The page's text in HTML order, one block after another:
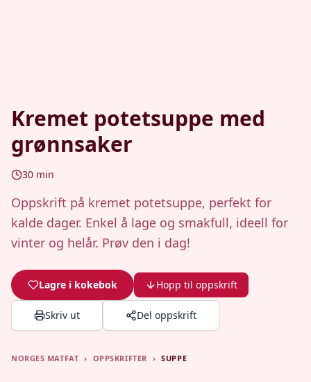
Kremet potetsuppe med
grønnsaker
30 min
Oppskrift på kremet potetsuppe, perfekt for
kalde dager. Enkel å lage og smakfull, ideell for
vinter og helår. Prøv den i dag!
Lagre i kokebok Hopp til oppskrift
Skriv ut Del oppskrift
NORGES MATFAT › OPPSKRIFTER › SUPPE